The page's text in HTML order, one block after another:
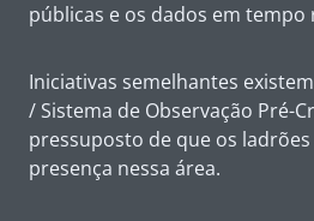
públicas e os dados em
Iniciativas semelhantes
/ Sistema de Observação Pré-
pressuposto de que os
presença nessa área.